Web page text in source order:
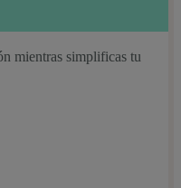
mientras simplificas tu